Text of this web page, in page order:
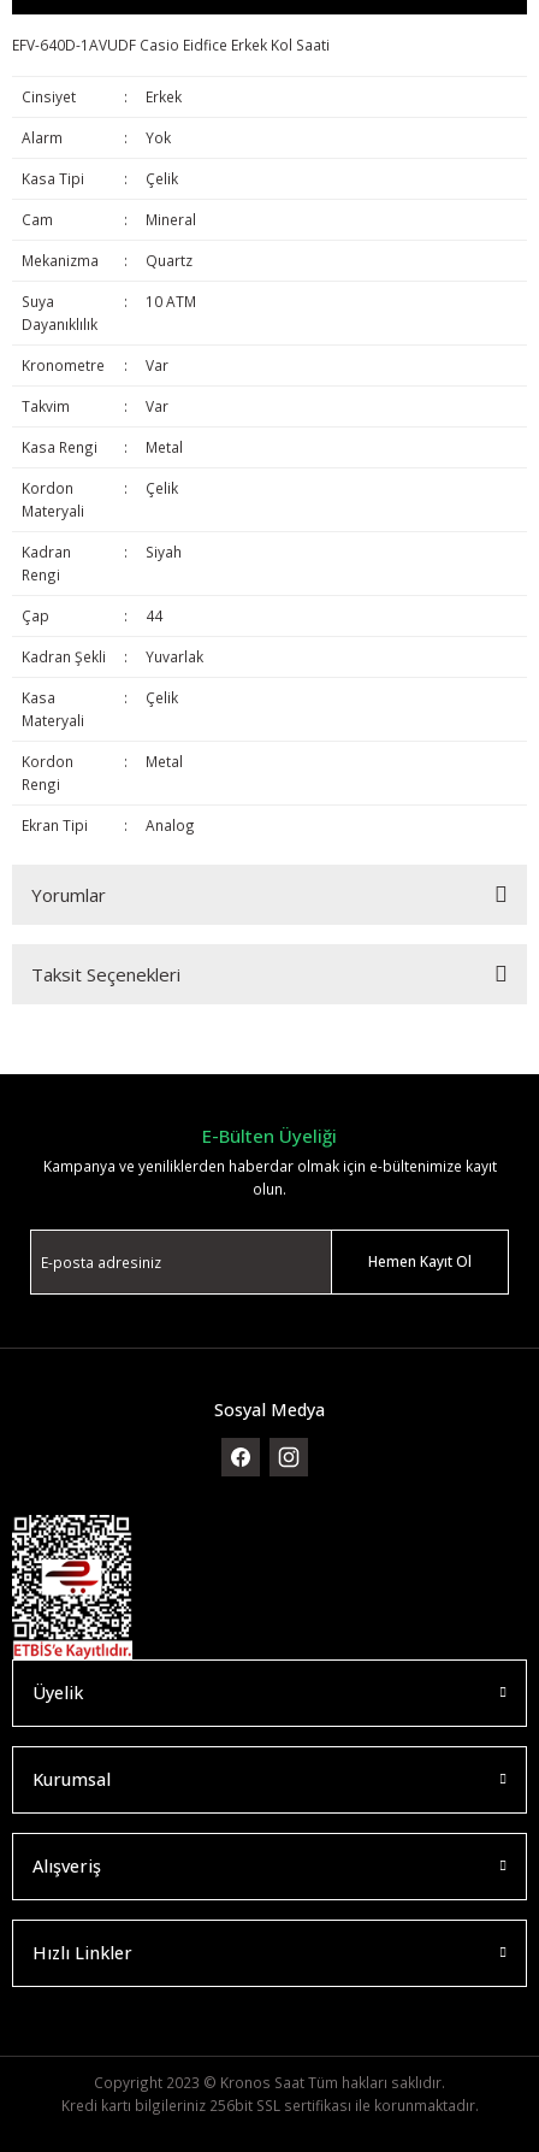
EFV-640D-1AVUDF Casio Eidfice Erkek Kol Saati
Cinsiyet : Erkek
Alarm : Yok
Kasa Tipi : Çelik
Cam : Mineral
Mekanizma : Quartz
Suya
Dayanıklılık
: 10 ATM
Kronometre : Var
Takvim : Var
Kasa Rengi : Metal
Kordon
Materyali
: Çelik
Kadran
Rengi
: Siyah
Çap : 44
Kadran Şekli : Yuvarlak
Kasa
Materyali
: Çelik
Kordon
Rengi
: Metal
Ekran Tipi : Analog
Yorumlar
Taksit Seçenekleri
E-Bülten Üyeliği
Kampanya ve yeniliklerden haberdar olmak için e-bültenimize kayıt
olun.
Hemen Kayıt Ol
Sosyal Medya
Üyelik
Kurumsal
Alışveriş
Hızlı Linkler
Copyright 2023 © Kronos Saat Tüm hakları saklıdır.
Kredi kartı bilgileriniz 256bit SSL sertifikası ile korunmaktadır.